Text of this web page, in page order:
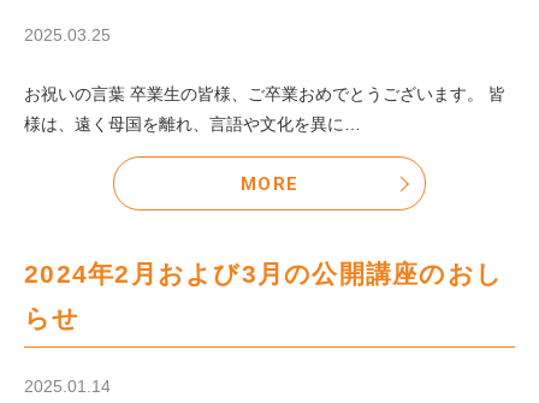
2025.03.25
お祝いの言葉 卒業生の皆様、ご卒業おめでとうございます。 皆
様は、遠く母国を離れ、言語や文化を異に…
MORE
2024年2月および3月の公開講座のおし
らせ
2025.01.14